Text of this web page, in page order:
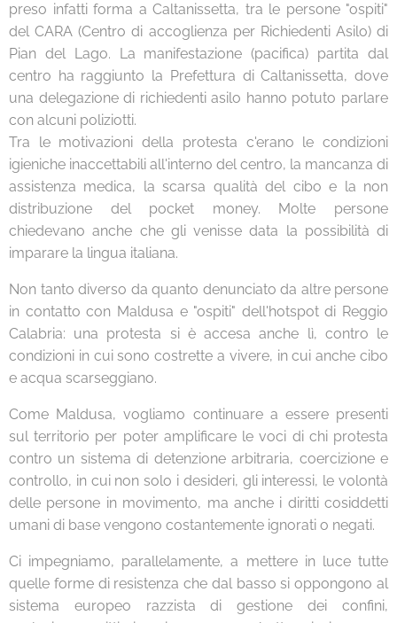
preso infatti forma a Caltanissetta, tra le persone "ospiti"
del CARA (Centro di accoglienza per Richiedenti Asilo) di
Pian del Lago. La manifestazione (pacifica) partita dal
centro ha raggiunto la Prefettura di Caltanissetta, dove
una delegazione di richiedenti asilo hanno potuto parlare
con alcuni poliziotti.
Tra le motivazioni della protesta c'erano le condizioni
igieniche inaccettabili all'interno del centro, la mancanza di
assistenza medica, la scarsa qualità del cibo e la non
distribuzione del pocket money. Molte persone
chiedevano anche che gli venisse data la possibilità di
imparare la lingua italiana.
Non tanto diverso da quanto denunciato da altre persone
in contatto con Maldusa e "ospiti" dell'hotspot di Reggio
Calabria: una protesta si è accesa anche lì, contro le
condizioni in cui sono costrette a vivere, in cui anche cibo
e acqua scarseggiano.
Come Maldusa, vogliamo continuare a essere presenti
sul territorio per poter amplificare le voci di chi protesta
contro un sistema di detenzione arbitraria, coercizione e
controllo, in cui non solo i desideri, gli interessi, le volontà
delle persone in movimento, ma anche i diritti cosiddetti
umani di base vengono costantemente ignorati o negati.
Ci impegniamo, parallelamente, a mettere in luce tutte
quelle forme di resistenza che dal basso si oppongono al
sistema europeo razzista di gestione dei confini,